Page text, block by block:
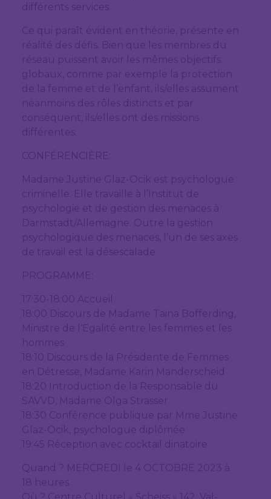
différents services.
Ce qui paraît évident en théorie, présente en
réalité des défis. Bien que les membres du
réseau puissent avoir les mêmes objectifs
globaux, comme par exemple la protection
de la femme et de l’enfant, ils/elles assument
néanmoins des rôles distincts et par
conséquent, ils/elles ont des missions
différentes.
CONFÉRENCIÈRE:
Madame Justine Glaz-Ocik est psychologue
criminelle. Elle travaille à l’Institut de
psychologie et de gestion des menaces à
Darmstadt/Allemagne. Outre la gestion
psychologique des menaces, l’un de ses axes
de travail est la désescalade.
PROGRAMME:
17:30-18:00 Accueil
18:00 Discours de Madame Taina Bofferding,
Ministre de l‘Egalité entre les femmes et les
hommes
18:10 Discours de la Présidente de Femmes
en Détresse, Madame Karin Manderscheid
18:20 Introduction de la Responsable du
SAVVD, Madame Olga Strasser
18:30 Conférence publique par Mme Justine
Glaz-Ocik, psychologue diplômée
19:45 Réception avec cocktail dinatoire
Quand ? MERCREDI le 4 OCTOBRE 2023 à
18 heures
Où ? Centre Culturel « Scheiss » 142, Val-